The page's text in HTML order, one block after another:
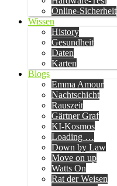
Online-Sicherheit
Wissen
History
Gesundheit
Daten
Karten
Blogs
Emma Amour
Nachtschicht
Rauszeit
Gärtner Graf
KI-Kosmos
Loading …
Down by Law
Move on up
Watts On
Rat der Weisen